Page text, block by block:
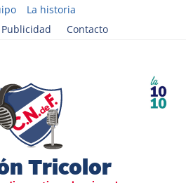
La historia
Publicidad Contacto